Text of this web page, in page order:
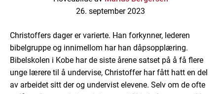
26. september 2023
Christoffers dager ervarierte. Han forkynner, lederen
bibelgruppe og innimellom har han dåpsopplæring.
Bibelskolen i Kobe har de siste årene satset på å få flere
unge lærere til å undervise, Christoffer har fått hatt en del
av arbeidet sitt der og undervist elevene. Selv om de ofte